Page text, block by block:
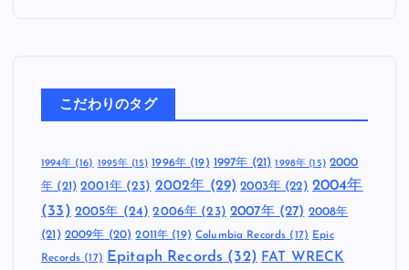
こだわりのタグ
1994年(16) 1995年 (15) 1996年(19) 1997年 (21) 1998年 (15) 2000
年 (21) 2001年(23) 2002年 (29) 2003年 (22) 2004年
(33) 2005年 (24) 2006年 (23) 2007年(27) 2008年
(21) 2009年 (20) 2011年 (19) Columbia Records (17) Epic
Records (17) Epitaph Records (32) FAT WRECK